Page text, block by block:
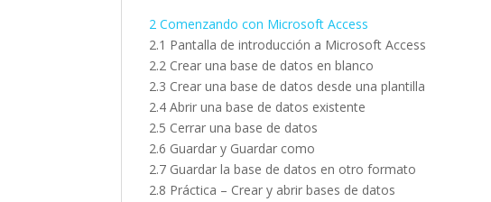
2 Comenzando con Microsoft Access
2.1 Pantalla de introducción a Microsoft Access
2.2 Crear una base de datos en blanco
2.3 Crear una base de datos desde una plantilla
2.4 Abrir una base de datos existente
2.5 Cerrar una base de datos
2.6 Guardar y Guardar como
2.7 Guardar la base de datos en otro formato
2.8 Práctica – Crear y abrir bases de datos